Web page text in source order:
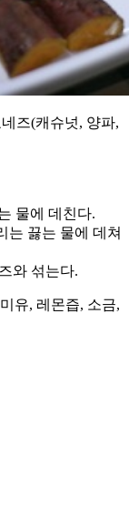
즈(캐슈넛, 양파,
물에 데친다.
는 끓는 물에 데쳐
와 섞는다.
유, 레몬즙, 소금,